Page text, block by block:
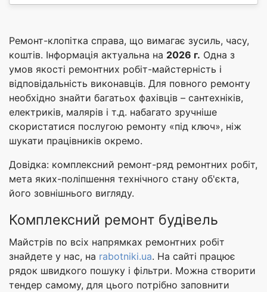
Ремонт-клопітка справа, що вимагає зусиль, часу,
коштів. Інформація актуальна на 2026 г. Одна з
умов якості ремонтних робіт-майстерність і
відповідальність виконавців. Для повного ремонту
необхідно знайти багатьох фахівців – сантехніків,
електриків, малярів і т.д. набагато зручніше
скористатися послугою ремонту «під ключ», ніж
шукати працівників окремо.
Довідка: комплексний ремонт-ряд ремонтних робіт,
мета яких-поліпшення технічного стану об'єкта,
його зовнішнього вигляду.
Комплексний ремонт будівель
Майстрів по всіх напрямках ремонтних робіт
знайдете у нас, на rabotniki.ua. На сайті працює
рядок швидкого пошуку і фільтри. Можна створити
тендер самому, для цього потрібно заповнити